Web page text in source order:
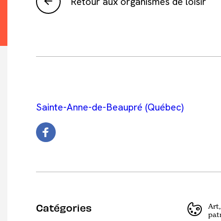
Sainte-Anne-de-Beaupré (Québec)
Catégories